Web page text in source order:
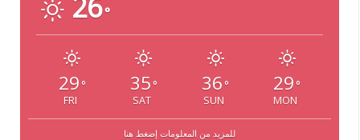
°
29 °
FRI
35 °
SAT
36 °
SUN
29 °
MON
للمزيد من المعلومات إضغط هنا